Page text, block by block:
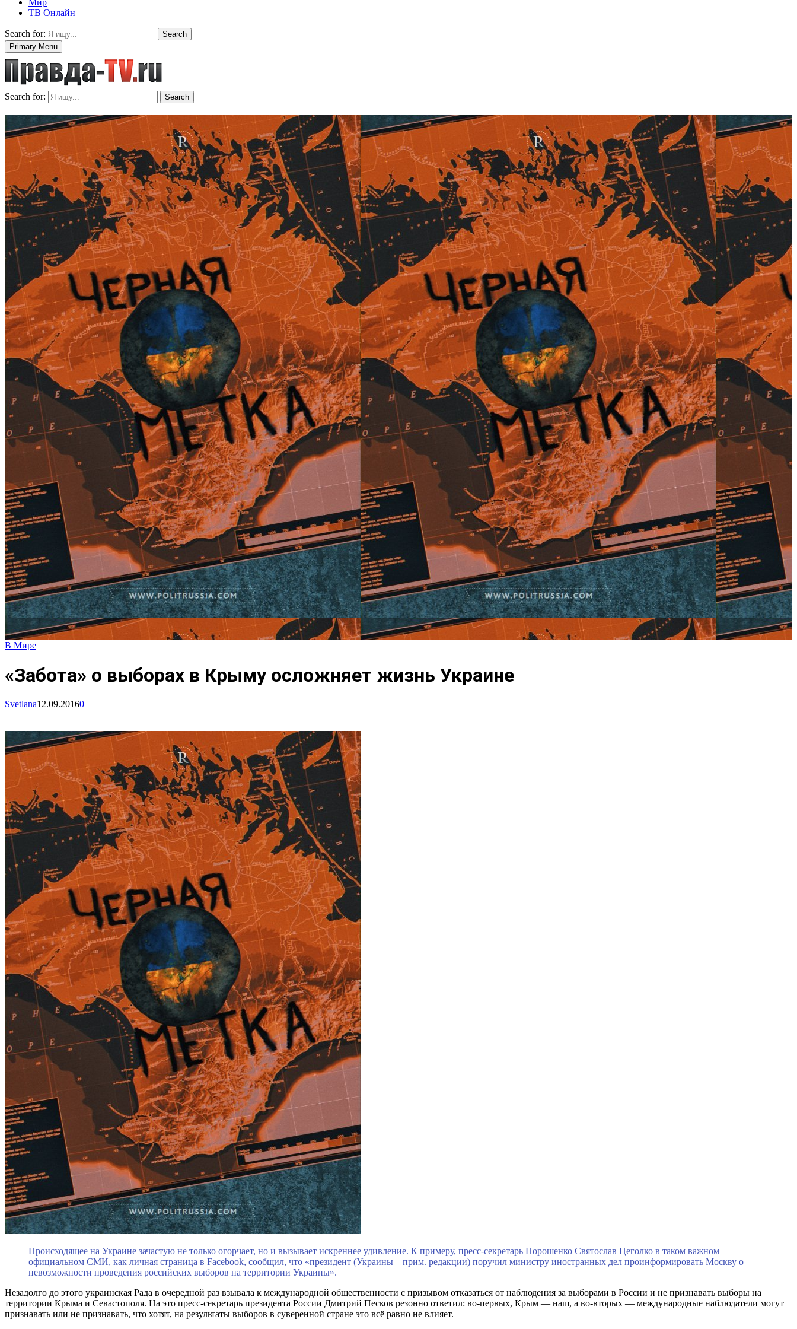
Мир
ТВ Онлайн
Search for:
Search
Primary Menu
Search for: Search
В Мире
«Забота» о выборах в Крыму осложняет жизнь Украине
Svetlana12.09.20160
Происходящее на Украине зачастую не только огорчает, но и вызывает искреннее удивление. К примеру, пресс-секретарь Порошенко Святослав Цеголко в таком важном
официальном СМИ, как личная страница в Facebook, сообщил, что «президент (Украины – прим. редакции) поручил министру иностранных дел проинформировать Москву о
невозможности проведения российских выборов на территории Украины».
Незадолго до этого украинская Рада в очередной раз взывала к международной общественности с призывом отказаться от наблюдения за выборами в России и не признавать выборы на
территории Крыма и Севастополя. На это пресс-секретарь президента России Дмитрий Песков резонно ответил: во-первых, Крым — наш, а во-вторых — международные наблюдатели могут
признавать или не признавать, что хотят, на результаты выборов в суверенной стране это всё равно не влияет.